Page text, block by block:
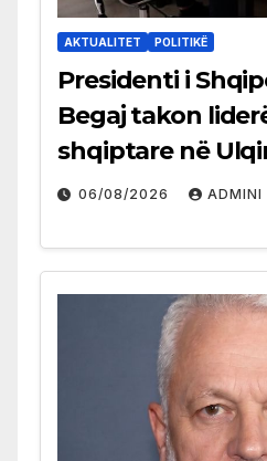
AKTUALITET POLITIKË
Presidenti i
Begaj takon
shqiptare në
06/08/2026 ADMINI